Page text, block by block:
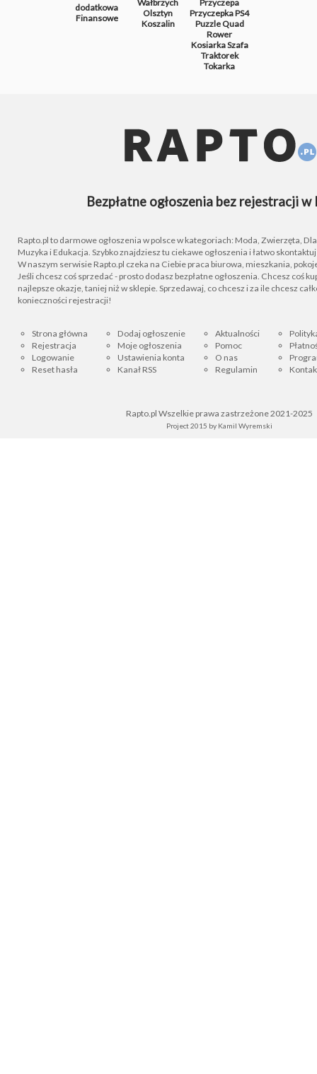
dodatkowa
Finansowe
Wałbrzych
Olsztyn
Koszalin
Przyczepa
PrzyczepkaPS4
PuzzleQuad
Rower
KosiarkaSzafa
Traktorek
Tokarka
Bezpłatne ogłoszenia bez rejestracji w
Rapto.pl to darmowe ogłoszenia w polsce w kategoriach: Moda, Zwierzęta, Dla
Muzyka i Edukacja. Szybko znajdziesz tu ciekawe ogłoszenia i łatwo
W naszym serwisie Rapto.pl czeka na Ciebie praca biurowa, mieszkania,
Jeśli chcesz coś sprzedać - prosto dodasz bezpłatne ogłoszenia. Chcesz coś
najlepsze okazje, taniej niż w sklepie. Sprzedawaj, co chcesz i za ile chcesz
konieczności rejestracji!
Strona główna
Rejestracja
Logowanie
Reset hasła
Dodaj ogłoszenie
Moje ogłoszenia
Ustawienia konta
Kanał RSS
Aktualności
Pomoc
O nas
Regulamin
Rapto.pl Wszelkie prawa zastrzeżone 2021-2025
Project 2015 by Kamil Wyremski